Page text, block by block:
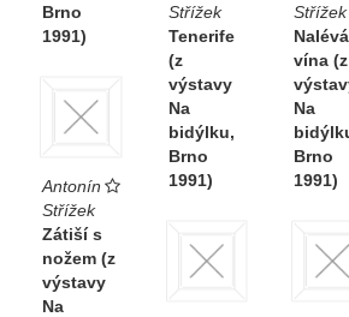
Brno
1991)
Střížek
Tenerife
(z
výstavy
Na
bidýlku,
Brno
1991)
Střížek
vína (z
Na
Brno
1991)
Antonín
Střížek
Zátiší s
nožem (z
výstavy
Na